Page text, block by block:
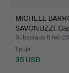
MICHELE
SAVONUZZI.
mesa …
Subastado 5 feb
1 puja
35 USD